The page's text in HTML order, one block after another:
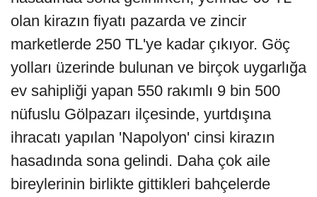
olan kirazın fiyatı pazarda ve zincir
marketlerde 250 TL'ye kadar çıkıyor. Göç
yolları üzerinde bulunan ve birçok uygarlığa
ev sahipliği yapan 550 rakımlı 9 bin 500
nüfuslu Gölpazarı ilçesinde, yurtdışına
ihracatı yapılan 'Napolyon' cinsi kirazın
hasadında sona gelindi. Daha çok aile
bireylerinin birlikte gittikleri bahçelerde